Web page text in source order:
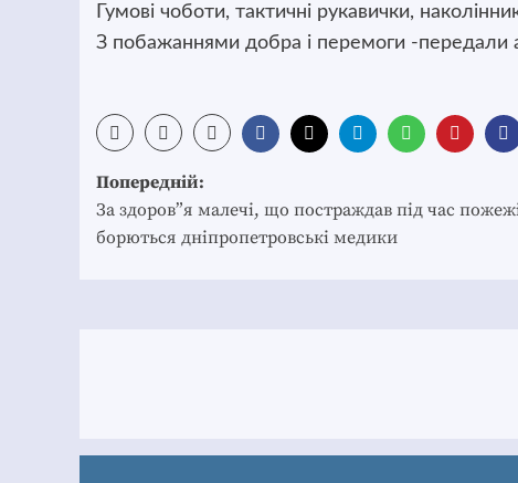
Гумові чоботи, тактичні рукавички,
З побажаннями добра і перемоги -передали
Post
navigation
Попередній:
За здоров”я малечі, що постраждав під час
борються дніпропетровські медики